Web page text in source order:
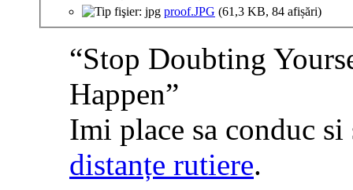
proof.JPG (61,3 KB, 84 afișări)
“Stop Doubting
Happen”
Imi place sa conduc si
distanțe rutiere.